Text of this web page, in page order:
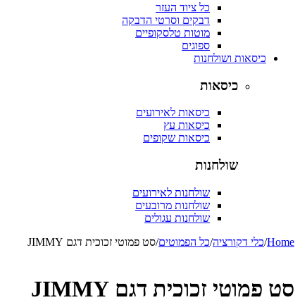
כל ציוד העזר
דבקים וסרטי הדבקה
מוטות טלסקופיים
ספוגים
כיסאות ושולחנות
כיסאות
כיסאות לאירועים
כיסאות עץ
כיסאות שקופים
שולחנות
שולחנות לאירועים
שולחנות מרובעים
שולחנות עגולים
Home
/כלי דקורציה/כל הפמוטים/סט פמוטי זכוכית דגם JIMMY
סט פמוטי זכוכית דגם JIMMY